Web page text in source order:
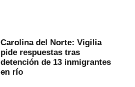
Carolina del Norte: Vigilia
pide respuestas tras
detención de 13 inmigrantes
en río